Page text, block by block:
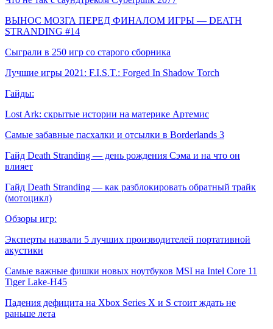
ВЫНОС МОЗГА ПЕРЕД ФИНАЛОМ ИГРЫ — DEATH
STRANDING #14
Сыграли в 250 игр со старого сборника
Лучшие игры 2021: F.I.S.T.: Forged In Shadow Torch
Гайды:
Lost Ark: скрытые истории на материке Артемис
Самые забавные пасхалки и отсылки в Borderlands 3
Гайд Death Stranding — день рождения Сэма и на что он
влияет
Гайд Death Stranding — как разблокировать обратный трайк
(мотоцикл)
Обзоры игр:
Эксперты назвали 5 лучших производителей портативной
акустики
Самые важные фишки новых ноутбуков MSI на Intel Core 11
Tiger Lake-H45
Падения дефицита на Xbox Series X и S стоит ждать не
раньше лета